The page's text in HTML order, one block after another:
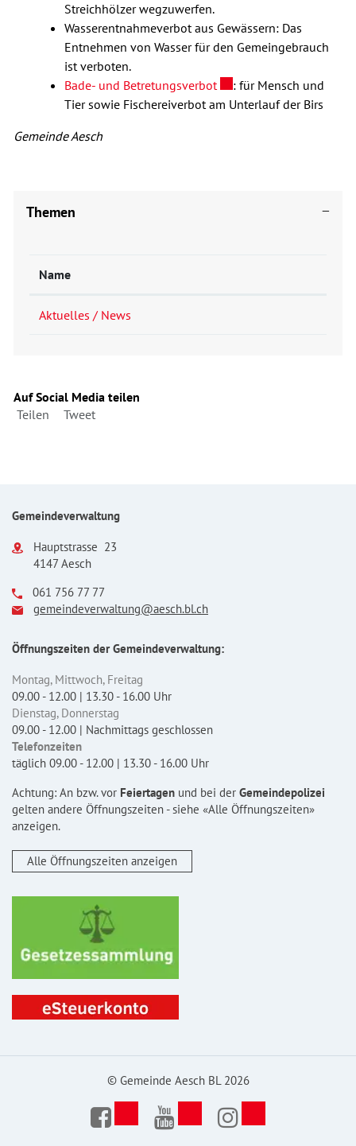
Streichhölzer wegzuwerfen.
Wasserentnahmeverbot aus Gewässern: Das
Entnehmen von Wasser für den Gemeingebrauch
ist verboten.
Bade- und BetretungsverbotExterner Link wird in
: für Mensch und
Tier sowie Fischereiverbot am Unterlauf der Birs
Gemeinde Aesch
Themen
Name
Aktuelles / News
Auf Social Media teilen
Teilen
Tweet
Gemeindeverwaltung
Hauptstrasse 23
4147 Aesch
061 756 77 77
gemeindeverwaltung@aesch.bl.ch
Öffnungszeiten der Gemeindeverwaltung:
Montag, Mittwoch, Freitag
09.00 - 12.00 | 13.30 - 16.00 Uhr
Dienstag, Donnerstag
09.00 - 12.00 | Nachmittags geschlossen
Telefonzeiten
täglich 09.00 - 12.00 | 13.30 - 16.00 Uhr
Achtung: An bzw. vor Feiertagen und bei der Gemeindepolizei
gelten andere Öffnungszeiten - siehe «Alle Öffnungszeiten»
anzeigen.
Alle Öffnungszeiten anzeigen
© Gemeinde Aesch BL 2026